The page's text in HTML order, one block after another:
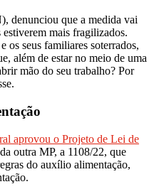
denunciou que a medida vai
mais fragilizados.
os seus familiares soterrados,
além de estar no meio de uma
mão do seu trabalho? Por
aprovou o Projeto de Lei de
outra MP, a 1108/22, que
do auxílio alimentação,